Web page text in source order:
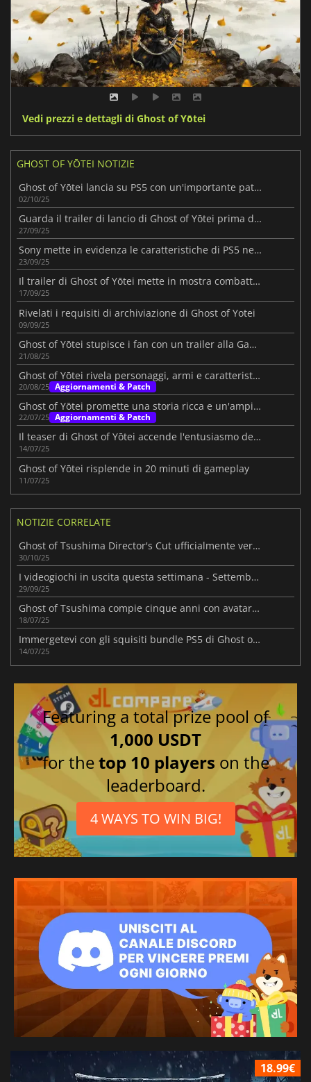
Vedi prezzi e dettagli di Ghost of Yōtei
GHOST OF YŌTEI NOTIZIE
Ghost of Yōtei lancia su PS5 con un'importante patch
02/10/25
Guarda il trailer di lancio di Ghost of Yōtei prima del 2 ottobre
27/09/25
Sony mette in evidenza le caratteristiche di PS5 nel nuovo trailer di Ghost of Yōtei
23/09/25
Il trailer di Ghost of Yōtei mette in mostra combattimenti e scenari mozzafiato
17/09/25
Rivelati i requisiti di archiviazione di Ghost of Yotei
09/09/25
Ghost of Yōtei stupisce i fan con un trailer alla Gamescom 2025
21/08/25
Ghost of Yōtei rivela personaggi, armi e caratteristiche della PS5
20/08/25 Aggiornamenti & Patch
Ghost of Yōtei promette una storia ricca e un'ampia esplorazione
22/07/25 Aggiornamenti & Patch
Il teaser di Ghost of Yōtei accende l'entusiasmo dei giocatori
14/07/25
Ghost of Yōtei risplende in 20 minuti di gameplay
11/07/25
NOTIZIE CORRELATE
Ghost of Tsushima Director's Cut ufficialmente verificato su Steam Deck
30/10/25
I videogiochi in uscita questa settimana - Settembre/Ottobre 2025 (Settimana 40)
29/09/25
Ghost of Tsushima compie cinque anni con avatar gratuiti per il PSN
18/07/25
Immergetevi con gli squisiti bundle PS5 di Ghost of Yōtei di Sony
14/07/25
Featuring a total prize pool of
1,000 USDT
for thetop 10 players on the
leaderboard.
4 WAYS TO WIN BIG!
18.99€